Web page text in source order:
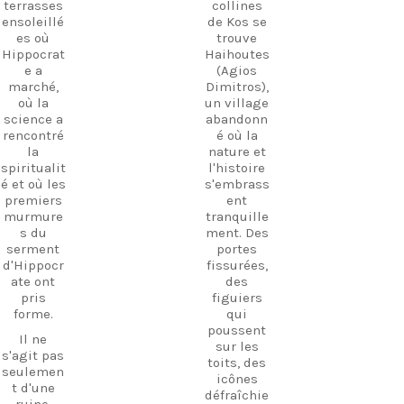
emplit
l'air,
créant
une
atmosphè
re
magique
que l'on
ne
retrouve
nulle part
ailleurs à
Kos.
Promenez
-vous
parmi les
ruines,
visitez le
petit
musée et
découvrez
l'hospitali
té
authentiq
ue de l'île
l'île de
Kos.
Découvrez
Kos. Vivez
davantag
e
d'expérien
ces. Créez
des
souvenirs.
Suivez-
nous et
commenc
ez dès
aujourd’h
ui à
planifier
votre
prochaine
aventure !
#Kos
#VisitKos
terrasses
ensoleillé
es où
Hippocrat
e a
marché,
où la
science a
rencontré
la
spiritualit
é et où les
premiers
murmure
s du
serment
d'Hippocr
ate ont
pris
forme.
Il ne
s'agit pas
seulemen
t d'une
collines
de Kos se
trouve
Haihoutes
(Agios
Dimitros),
un village
abandonn
é où la
nature et
l'histoire
s'embrass
ent
tranquille
ment. Des
portes
fissurées,
des
figuiers
qui
poussent
sur les
toits, des
icônes
défraîchie